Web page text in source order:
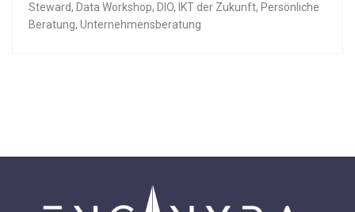
Steward, Data Workshop, DIO, IKT der Zukunft, Persönliche
Beratung, Unternehmensberatung